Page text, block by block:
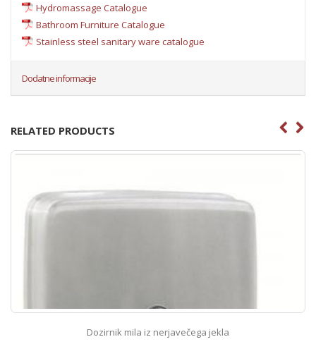
Hydromassage Catalogue
Bathroom Furniture Catalogue
Stainless steel sanitary ware catalogue
Dodatne informacije
RELATED PRODUCTS
Dozirnik mila iz nerjavečega jekla